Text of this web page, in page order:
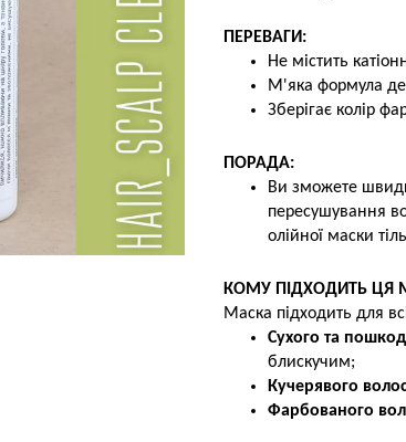
ПЕРЕВАГИ:
Не містить
М'яка формула
Зберігає колір
ПОРАДА:
Ви зможете
пересушування
олійної маски
КОМУ ПІДХОДИТЬ ЦЯ
Маска підходить для
Сухого та
блискучим;
Кучерявого
Фарбованого